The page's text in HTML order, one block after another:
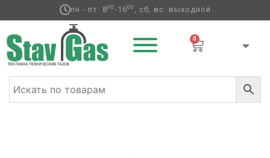
пн - пт: 800-1600 , сб, вс: выходной
0